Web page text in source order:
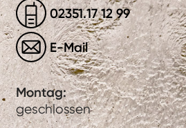
02351.17 12 99
E-Mail
Montag:
geschlossen